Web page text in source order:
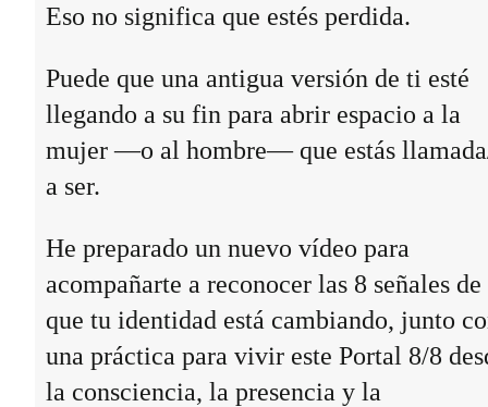
Eso no significa que estés perdida.
Puede que una antigua versión de ti esté
llegando a su fin para abrir espacio a la
mujer —o al hombre— que estás
a ser.
He preparado un nuevo vídeo para
acompañarte a reconocer las 8 señales de
que tu identidad está cambiando, junto
una práctica para vivir este Portal 8/8
la consciencia, la presencia y la